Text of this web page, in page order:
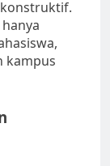
kampus